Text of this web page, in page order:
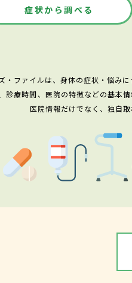
症状から調べる
・ファイルは、身体の症状・悩み
診療時間、医院の特徴などの基本
医院情報だけでなく、独自